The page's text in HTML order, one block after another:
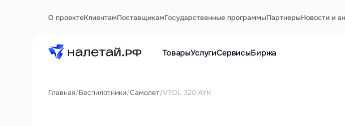
О проектеКлиентамПоставщикамГосударственные программыПартнерыНовости и
ТоварыУслугиСервисыБиржа
Главная/Беспилотники/Самолет/VTOL 320 AYK